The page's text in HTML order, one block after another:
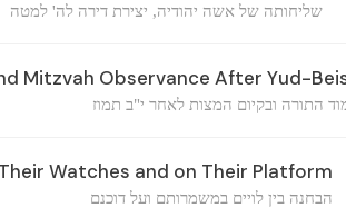
שליחותה של אשה יהודיה, יצירת דירה לה' למטה
Mitzvah Observance After Yud-
התורה ובקיום המצות לאחר י"ב תמוז
Watches and on Their Platform
הבחנה בין לויים במשמרותם ועל דוכנם